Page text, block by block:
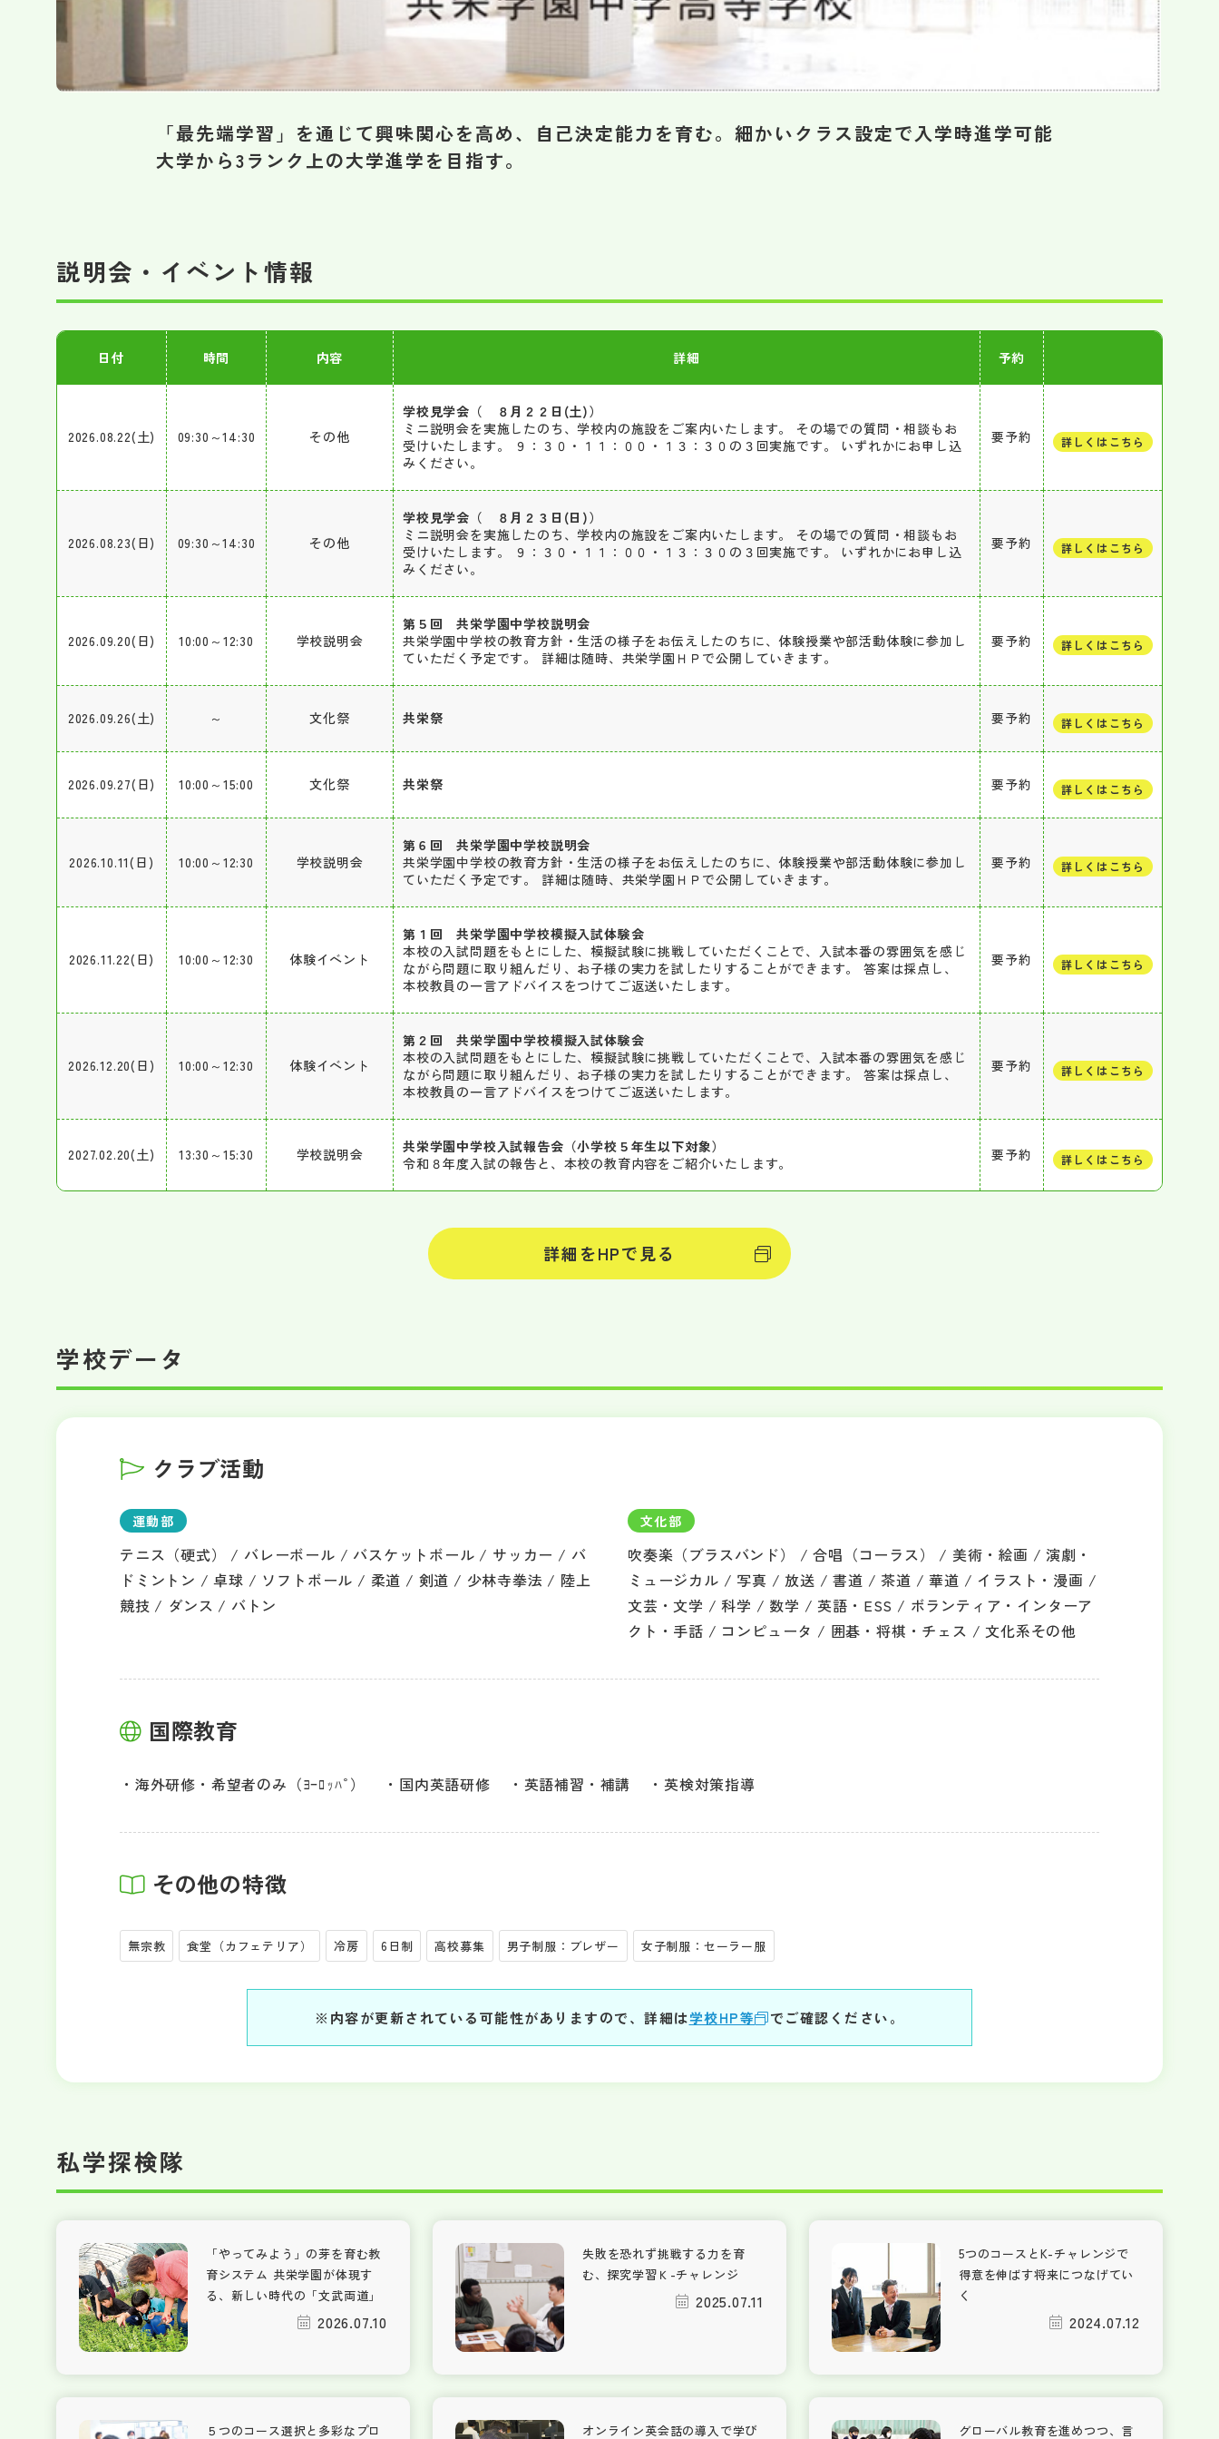
「最先端学習」を通じて興味関心を高め、自己決定能力を育む。細かいクラス設定で入学時進学可能
大学から3ランク上の大学進学を目指す。
説明会・イベント情報
日付 時間 内容 詳細 予約
2026.08.22(土) 09:30～14:30 その他
学校見学会（ ８月２２日(土)）
ミニ説明会を実施したのち、学校内の施設をご案内いたします。 その場での質問・相談もお
受けいたします。 ９：３０・１１：００・１３：３０の３回実施です。 いずれかにお申し込
みください。
要予約 詳しくはこちら
2026.08.23(日) 09:30～14:30 その他
学校見学会（ ８月２３日(日)）
ミニ説明会を実施したのち、学校内の施設をご案内いたします。 その場での質問・相談もお
受けいたします。 ９：３０・１１：００・１３：３０の３回実施です。 いずれかにお申し込
みください。
要予約 詳しくはこちら
2026.09.20(日) 10:00～12:30 学校説明会
第５回 共栄学園中学校説明会
共栄学園中学校の教育方針・生活の様子をお伝えしたのちに、体験授業や部活動体験に参加し
ていただく予定です。 詳細は随時、共栄学園ＨＰで公開していきます。
要予約 詳しくはこちら
2026.09.26(土) ～ 文化祭 共栄祭 要予約 詳しくはこちら
2026.09.27(日) 10:00～15:00 文化祭 共栄祭 要予約 詳しくはこちら
2026.10.11(日) 10:00～12:30 学校説明会
第６回 共栄学園中学校説明会
共栄学園中学校の教育方針・生活の様子をお伝えしたのちに、体験授業や部活動体験に参加し
ていただく予定です。 詳細は随時、共栄学園ＨＰで公開していきます。
要予約 詳しくはこちら
2026.11.22(日) 10:00～12:30 体験イベント
第１回 共栄学園中学校模擬入試体験会
本校の入試問題をもとにした、模擬試験に挑戦していただくことで、入試本番の雰囲気を感じ
ながら問題に取り組んだり、お子様の実力を試したりすることができます。 答案は採点し、
本校教員の一言アドバイスをつけてご返送いたします。
要予約 詳しくはこちら
2026.12.20(日) 10:00～12:30 体験イベント
第２回 共栄学園中学校模擬入試体験会
本校の入試問題をもとにした、模擬試験に挑戦していただくことで、入試本番の雰囲気を感じ
ながら問題に取り組んだり、お子様の実力を試したりすることができます。 答案は採点し、
本校教員の一言アドバイスをつけてご返送いたします。
要予約 詳しくはこちら
2027.02.20(土) 13:30～15:30 学校説明会
共栄学園中学校入試報告会（小学校５年生以下対象）
令和８年度入試の報告と、本校の教育内容をご紹介いたします。
要予約 詳しくはこちら
詳細をHPで見る
学校データ
クラブ活動
運動部
テニス（硬式） / バレーボール / バスケットボール / サッカー / バ
ドミントン / 卓球 / ソフトボール / 柔道 / 剣道 / 少林寺拳法 / 陸上
競技 / ダンス / バトン
文化部
吹奏楽（ブラスバンド） / 合唱（コーラス） / 美術・絵画 / 演劇・
ミュージカル / 写真 / 放送 / 書道 / 茶道 / 華道 / イラスト・漫画 /
文芸・文学 / 科学 / 数学 / 英語・ESS / ボランティア・インターア
クト・手話 / コンピュータ / 囲碁・将棋・チェス / 文化系その他
国際教育
海外研修・希望者のみ（ﾖｰﾛｯﾊﾟ） 国内英語研修 英語補習・補講 英検対策指導
その他の特徴
無宗教 食堂（カフェテリア） 冷房 6日制 高校募集 男子制服：ブレザー 女子制服：セーラー服
※内容が更新されている可能性がありますので、詳細は学校HP等 でご確認ください。
私学探検隊
「やってみよう」の芽を育む教
育システム 共栄学園が体現す
る、新しい時代の「文武両道」
2026.07.10
失敗を恐れず挑戦する力を育
む、探究学習Ｋ-チャレンジ
2025.07.11
5つのコースとK-チャレンジで
得意を伸ばす将来につなげてい
く
2024.07.12
５つのコース選択と多彩なプロ オンライン英会話の導入で学び グローバル教育を進めつつ、言